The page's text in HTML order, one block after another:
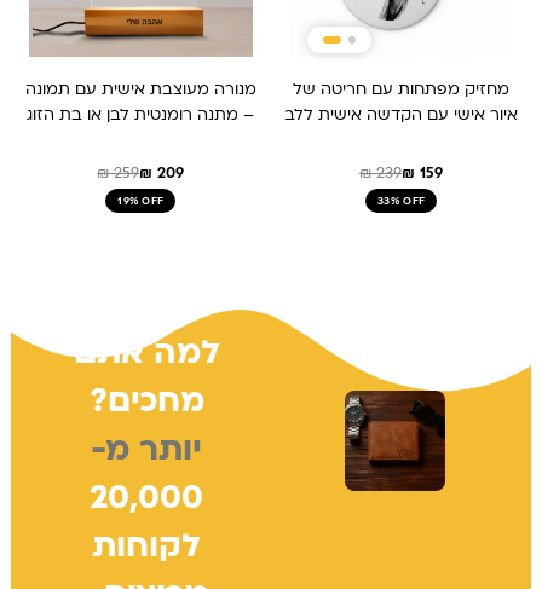
מחזיק מפתחות עם חריטה של
איור אישי עם הקדשה אישית ללב
₪239₪ 159
33% OFF
מנורה מעוצבת אישית עם תמונה
– מתנה רומנטית לבן או בת הזוג
₪259₪ 209
19% OFF
למה אתם
מחכים?
יותר מ-
20,000
לקוחות